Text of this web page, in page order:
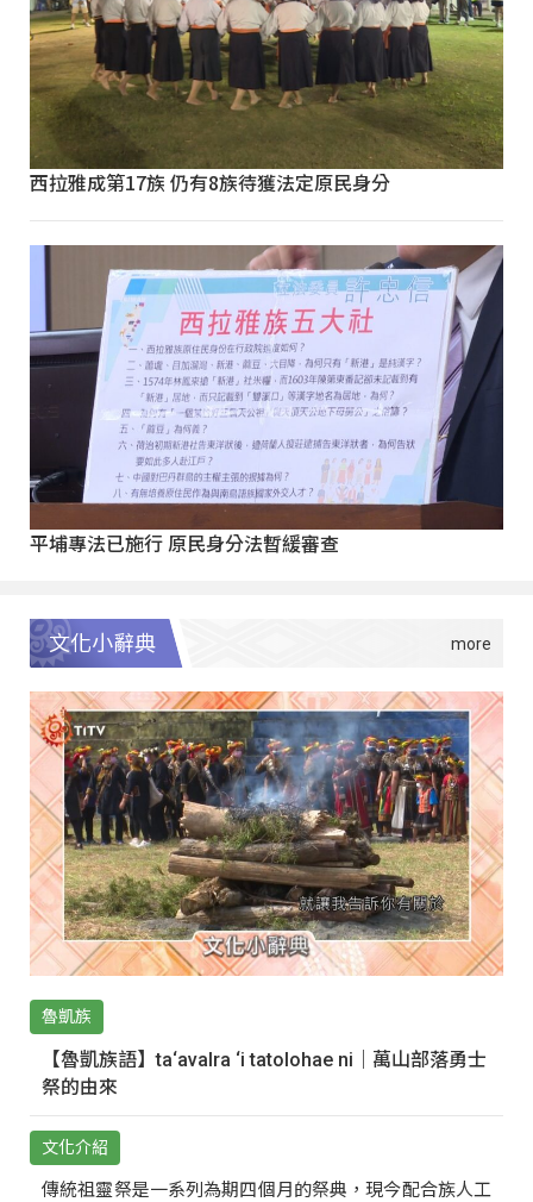
西拉雅成第17族 仍有8族待獲法定原民身分
平埔專法已施行 原民身分法暫緩審查
文化小辭典
魯凱族
【魯凱族語】ta‘avalra ‘i tatolohae ni｜萬山部落勇士
祭的由來
文化介紹
傳統祖靈祭是一系列為期四個月的祭典，現今配合族人工